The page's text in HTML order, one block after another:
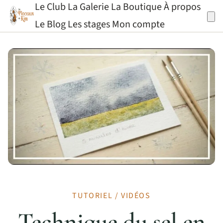
Aller au contenu
Le Club La GalerieLa BoutiqueÀ propos
Le BlogLes stagesMon compte
TUTORIEL / VIDÉOS